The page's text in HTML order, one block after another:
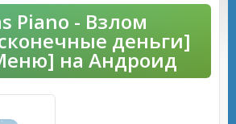
Piano - Взлом
деньги]
на Андроид